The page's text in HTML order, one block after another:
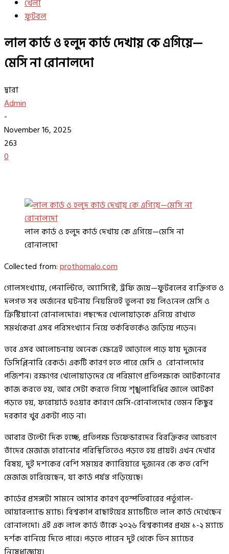
খেলা
ফুটবল
লাল কার্ড ও হলুদ কার্ড দেখায় কে এগিয়ে—
মেসি না রোনালদো
দ্বারা
Admin
-
November 16, 2025
263
0
লাল কার্ড ও হলুদ কার্ড দেখায় কে এগিয়ে—মেসি না
রোনালদো
Collected from:prothomalo.com
গোলসংখ্যায়, পেনাল্টিতে, অ্যাসিস্টে, ট্রফি জয়ে—ফুটবলের ব্যক্তিগত ও
দলগত সব অর্জনের ঘটনায় নিয়মিতই তুলনা হয় লিওনেল মেসি ও
ক্রিস্টিয়ানো রোনালদোর। পছন্দের খেলোয়াড়কে এগিয়ে রাখতে
সমর্থকেরা এসব পরিসংখ্যান নিয়ে তর্কবিতর্কেও জড়িয়ে পড়েন।
তবে এসব আলোচনায় অনেক ক্ষেত্রেই আড়ালে পড়ে যায় দুজনের
ডিসিপ্লিনারি রেকর্ড। একটি কারণ হতে পারে মেসি ও রোনালদোর
পজিশন। রক্ষণের খেলোয়াড়দের যে পরিমাণে প্রতিপক্ষকে আটকানোর
কাজ করতে হয়, আর সেটা করতে গিয়ে শৃঙ্খলাবিধির জালে আটকা
পড়তে হয়, ফরোয়ার্ড হওয়ার কারণে মেসি-রোনালদোর তেমন কিছুর
দরকার খুব একটা পড়ে না।
আবার উল্টো দিক হচ্ছে, প্রতিপক্ষ ডিফেন্ডারদের বিরক্তিকর আচরণে
তাঁদের মেজাজ হারানোর পরিস্থিতিতেও পড়তে হয় প্রায়ই। এখন দেখার
বিষয়, দুই দশকের বেশি সময়ের ক্যারিয়ারে দুজনের কে কত বেশি
মেজাজ হারিয়েছেন, যা কার্ড পর্যন্ত গড়িয়েছে।
কার্ডের প্রসঙ্গটা সামনে আসার কারণ বৃহস্পতিবারের পর্তুগাল-
আয়ারল্যান্ড ম্যাচ। বিশ্বকাপ বাছাইয়ের ম্যাচটিতে লাল কার্ড দেখেছেন
রোনালদো। এই এক লাল কার্ড তাঁকে ২০২৬ বিশ্বকাপের প্রথম ১-২ ম্যাচে
দর্শক বানিয়ে দিতে পারে। পড়তে পারেন দুই থেকে তিন ম্যাচের